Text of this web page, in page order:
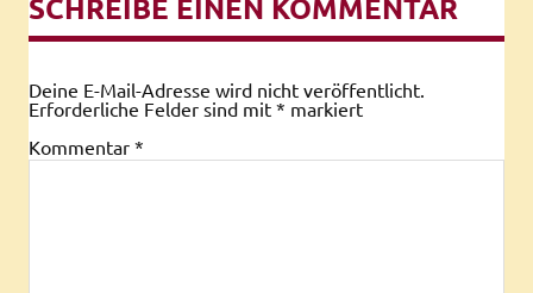
SCHREIBE EINEN KOMMENTAR
Deine E-Mail-Adresse wird nicht veröffentlicht.
Erforderliche Felder sind mit * markiert
Kommentar *